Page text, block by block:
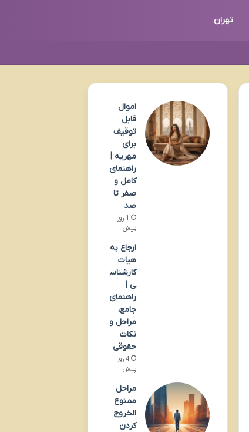
تهران
اموال
قابل
توقیف
برای
مهریه |
راهنمای
کامل و
صفر تا
صد
1 روز
پیش
ارجاع به
هیات
کارشناس
ی |
راهنمای
جامع،
مراحل و
نکات
حقوقی
4 روز
پیش
مراحل
ممنوع
الخروج
کردن